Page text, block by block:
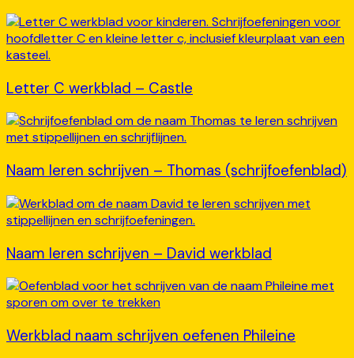
Letter C werkblad – Castle
Naam leren schrijven – Thomas (schrijfoefenblad)
Naam leren schrijven – David werkblad
Werkblad naam schrijven oefenen Phileine